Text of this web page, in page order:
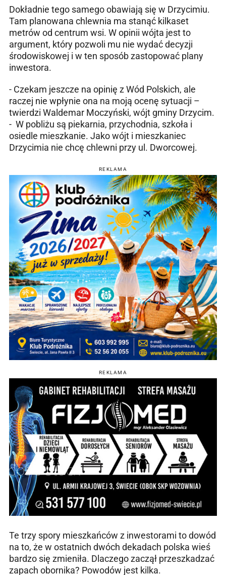
Dokładnie tego samego obawiają się w Drzycimiu.
Tam planowana chlewnia ma stanąć kilkaset
metrów od centrum wsi. W opinii wójta jest to
argument, który pozwoli mu nie wydać decyzji
środowiskowej i w ten sposób zastopować plany
inwestora.
- Czekam jeszcze na opinię z Wód Polskich, ale
raczej nie wpłynie ona na moją ocenę sytuacji –
twierdzi Waldemar Moczyński, wójt gminy Drzycim.
- W pobliżu są piekarnia, przychodnia, szkoła i
osiedle mieszkanie. Jako wójt i mieszkaniec
Drzycimia nie chcę chlewni przy ul. Dworcowej.
REKLAMA
REKLAMA
Te trzy spory mieszkańców z inwestorami to dowód
na to, że w ostatnich dwóch dekadach polska wieś
bardzo się zmieniła. Dlaczego zaczął przeszkadzać
zapach obornika? Powodów jest kilka.